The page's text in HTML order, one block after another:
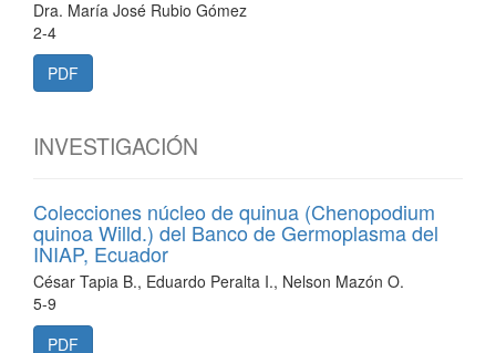
Dra. María José Rubio Gómez
2-4
PDF
INVESTIGACIÓN
Colecciones núcleo de quinua (Chenopodium
quinoa Willd.) del Banco de Germoplasma del
INIAP, Ecuador
César Tapia B., Eduardo Peralta I., Nelson Mazón O.
5-9
PDF